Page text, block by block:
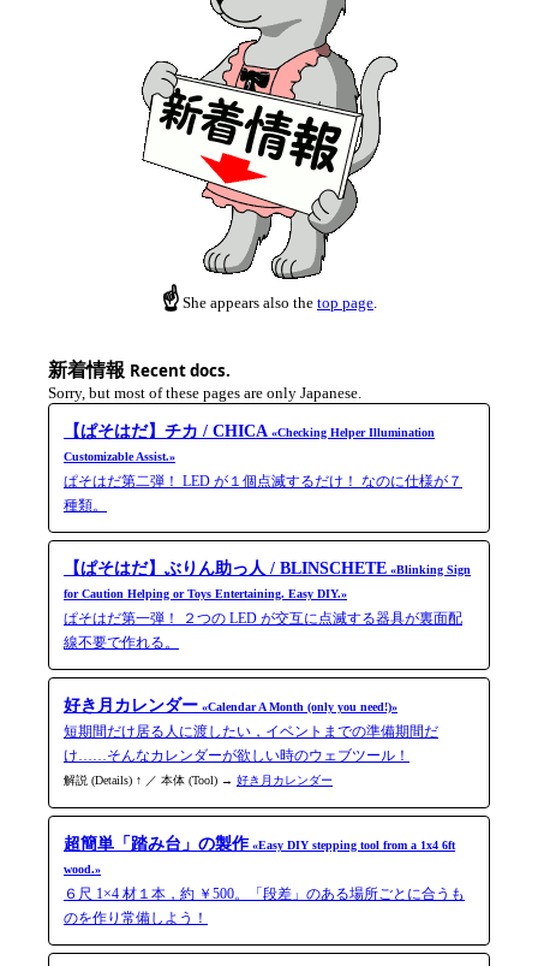
☝ She appears also the top page.
新着情報 Recent docs.
Sorry, but most of these pages are only Japanese.
【ぱそはだ】チカ / CHICA «Checking Helper Illumination
Customizable Assist.»
ぱそはだ第二弾！ LED が１個点滅するだけ！ なのに仕様が７
種類。
【ぱそはだ】ぶりん助っ人 / BLINSCHETE «Blinking Sign
for Caution Helping or Toys Entertaining. Easy DIY.»
ぱそはだ第一弾！ ２つの LED が交互に点滅する器具が裏面配
線不要で作れる。
好き月カレンダー «Calendar A Month (only you need!)»
短期間だけ居る人に渡したい，イベントまでの準備期間だ
け……そんなカレンダーが欲しい時のウェブツール！
解説 (Details) ↑ ／ 本体 (Tool) → 好き月カレンダー
超簡単「踏み台」の製作 «Easy DIY stepping tool from a 1x4 6ft
wood.»
６尺 1×4 材１本，約 ￥500。「段差」のある場所ごとに合うも
のを作り常備しよう！